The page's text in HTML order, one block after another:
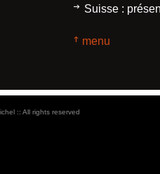
Suisse :
menu
:: All rights reserved